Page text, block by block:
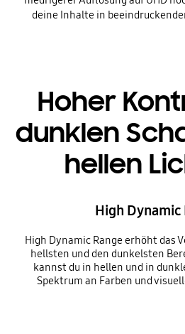
deine Inhalte in
Hoher
dunklen
hellen
High Dynamic
High Dynamic Range erhöht das
hellsten und den dunkelsten
kannst du in hellen und in
Spektrum an Farben und